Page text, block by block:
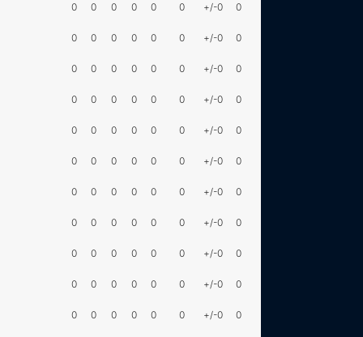
0 0 0 0 0 0 +/-0 0
0 0 0 0 0 0 +/-0 0
0 0 0 0 0 0 +/-0 0
0 0 0 0 0 0 +/-0 0
0 0 0 0 0 0 +/-0 0
0 0 0 0 0 0 +/-0 0
0 0 0 0 0 0 +/-0 0
0 0 0 0 0 0 +/-0 0
0 0 0 0 0 0 +/-0 0
0 0 0 0 0 0 +/-0 0
0 0 0 0 0 0 +/-0 0